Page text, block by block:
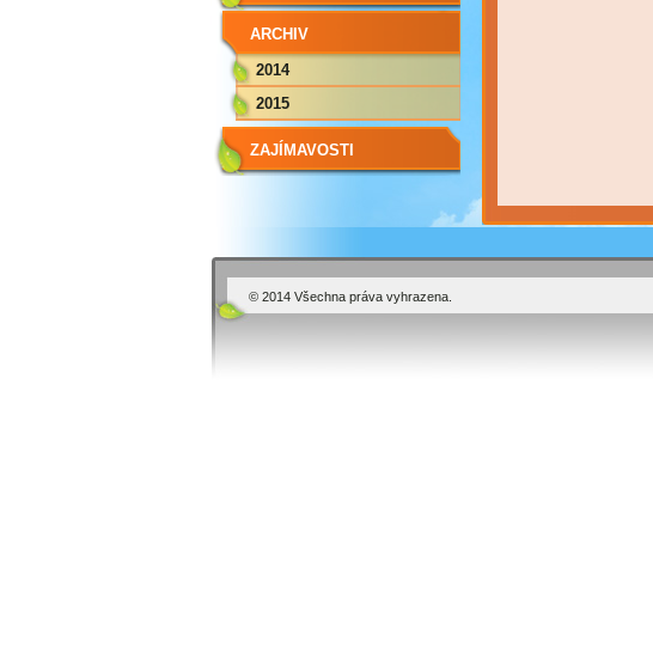
ARCHIV
2014
2015
ZAJÍMAVOSTI
© 2014 Všechna práva vyhrazena.